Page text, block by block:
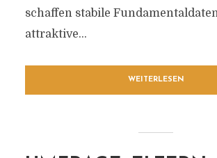
schaffen stabile
attraktive...
WEITERLESEN